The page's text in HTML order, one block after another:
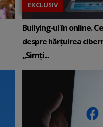
EXCLUSIV
Bullying-ul în online.
despre hărțuirea
„Simți...